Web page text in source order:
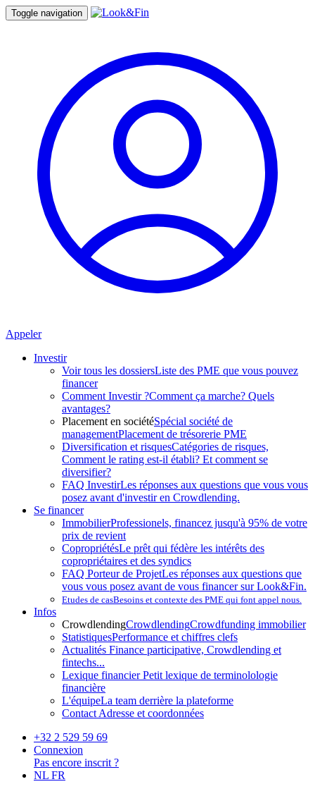
Toggle navigation
Appeler
Investir
Voir tous les dossiersListe des PME que vous pouvez
financer
Comment Investir ?Comment ça marche? Quels
avantages?
Placement en sociétéSpécial société de
managementPlacement de trésorerie PME
Diversification et risquesCatégories de risques,
Comment le rating est-il établi? Et comment se
diversifier?
FAQ InvestirLes réponses aux questions que vous vous
posez avant d'investir en Crowdlending.
Se financer
ImmobilierProfessionels, financez jusqu'à 95% de votre
prix de revient
CopropriétésLe prêt qui fédère les intérêts des
copropriétaires et des syndics
FAQ Porteur de ProjetLes réponses aux questions que
vous vous posez avant de vous financer sur Look&Fin.
Etudes de casBesoins et contexte des PME qui font appel nous.
Infos
CrowdlendingCrowdlendingCrowdfunding immobilier
StatistiquesPerformance et chiffres clefs
Actualités Finance participative, Crowdlending et
fintechs...
Lexique financierPetit lexique de terminolologie
financière
L'équipeLa team derrière la plateforme
Contact Adresse et coordonnées
+32 2 529 59 69
Connexion
Pas encore inscrit ?
NL FR